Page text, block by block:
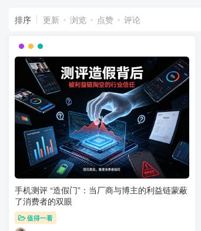
排序 更新 浏览 点赞 评论
手机测评 “造假门”：当厂商与博主的利益链蒙蔽
了消费者的双眼
值得一看